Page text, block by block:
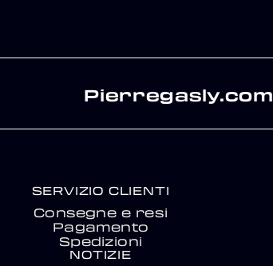
Pierregasly.com
SERVIZIO CLIENTI
Consegne e resi
Pagamento
Spedizioni
NOTIZIE